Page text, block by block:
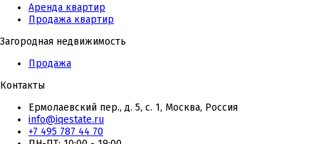
Аренда квартир
Продажа квартир
Загородная недвижимость
Продажа
Контакты
Ермолаевский пер., д. 5, с. 1, Москва, Россия
info@iqestate.ru
+7 495 787 44 70